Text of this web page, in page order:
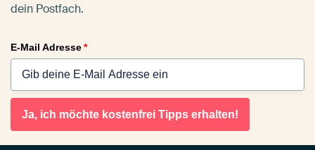
dein Postfach.
E-Mail Adresse*
Ja, ich möchte kostenfrei Tipps erhalten!